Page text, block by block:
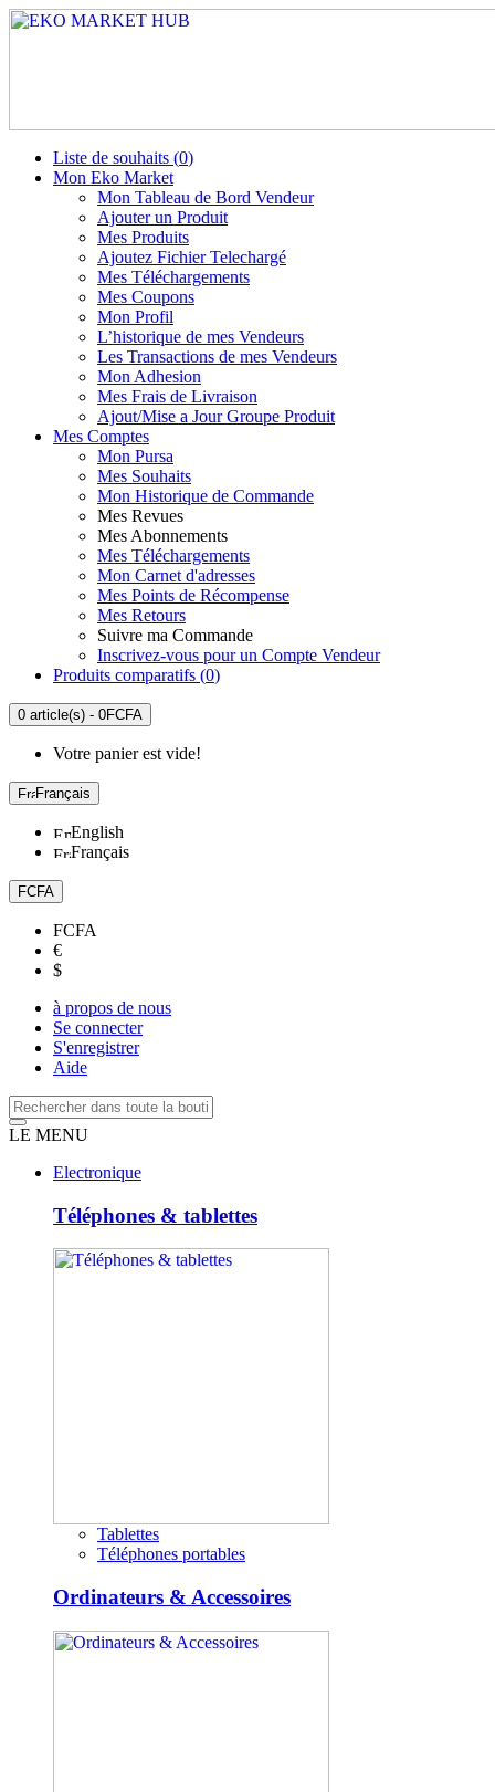
Liste de souhaits (0)
Mon Eko Market
Mon Tableau de Bord Vendeur
Ajouter un Produit
Mes Produits
Ajoutez Fichier Telechargé
Mes Téléchargements
Mes Coupons
Mon Profil
L’historique de mes Vendeurs
Les Transactions de mes Vendeurs
Mon Adhesion
Mes Frais de Livraison
Ajout/Mise a Jour Groupe Produit
Mes Comptes
Mon Pursa
Mes Souhaits
Mon Historique de Commande
Mes Revues
Mes Abonnements
Mes Téléchargements
Mon Carnet d'adresses
Mes Points de Récompense
Mes Retours
Suivre ma Commande
Inscrivez-vous pour un Compte Vendeur
Produits comparatifs (0)
0 article(s) - 0FCFA
Votre panier est vide!
Français
English
Français
FCFA
FCFA
€
$
à propos de nous
Se connecter
S'enregistrer
Aide
LE MENU
Electronique
Téléphones & tablettes
Tablettes
Téléphones portables
Ordinateurs & Accessoires